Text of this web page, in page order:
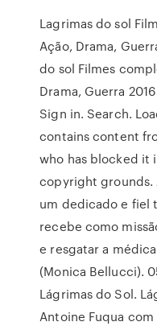
Lagrimas do sol
Ação, Drama,
do sol Filmes
Drama, Guerra
Sign in. Search.
contains content
who has blocked it
copyright grounds.
um dedicado e fiel
recebe como
e resgatar a
(Monica Bellucci).
Lágrimas do Sol.
Antoine Fuqua